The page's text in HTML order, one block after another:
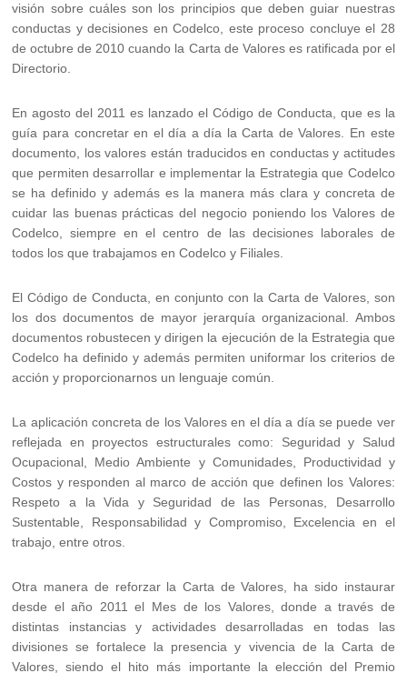
visión sobre cuáles son los principios que deben guiar nuestras
conductas y decisiones en Codelco, este proceso concluye el 28
de octubre de 2010 cuando la Carta de Valores es ratificada por el
Directorio.
En agosto del 2011 es lanzado el Código de Conducta, que es la
guía para concretar en el día a día la Carta de Valores. En este
documento, los valores están traducidos en conductas y actitudes
que permiten desarrollar e implementar la Estrategia que Codelco
se ha definido y además es la manera más clara y concreta de
cuidar las buenas prácticas del negocio poniendo los Valores de
Codelco, siempre en el centro de las decisiones laborales de
todos los que trabajamos en Codelco y Filiales.
El Código de Conducta, en conjunto con la Carta de Valores, son
los dos documentos de mayor jerarquía organizacional. Ambos
documentos robustecen y dirigen la ejecución de la Estrategia que
Codelco ha definido y además permiten uniformar los criterios de
acción y proporcionarnos un lenguaje común.
La aplicación concreta de los Valores en el día a día se puede ver
reflejada en proyectos estructurales como: Seguridad y Salud
Ocupacional, Medio Ambiente y Comunidades, Productividad y
Costos y responden al marco de acción que definen los Valores:
Respeto a la Vida y Seguridad de las Personas, Desarrollo
Sustentable, Responsabilidad y Compromiso, Excelencia en el
trabajo, entre otros.
Otra manera de reforzar la Carta de Valores, ha sido instaurar
desde el año 2011 el Mes de los Valores, donde a través de
distintas instancias y actividades desarrolladas en todas las
divisiones se fortalece la presencia y vivencia de la Carta de
Valores, siendo el hito más importante la elección del Premio